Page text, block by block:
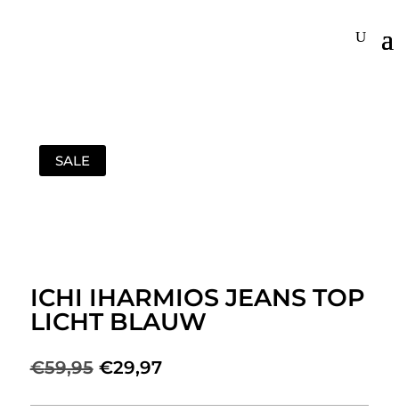
SALE
ICHI IHARMIOS JEANS TOP
LICHT BLAUW
€59,95 Oorspronkelijke
was:
€29,97Huidige
is: